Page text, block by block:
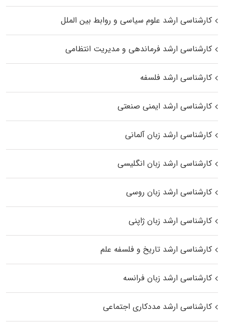
کارشناسی ارشد علوم سیاسی و روابط بین الملل
کارشناسی ارشد فرماندهی و مدیریت انتظامی
کارشناسی ارشد فلسفه
کارشناسی ارشد ایمنی صنعتی
کارشناسی ارشد زبان آلمانی
کارشناسی ارشد زبان انگلیسی
کارشناسی ارشد زبان روسی
کارشناسی ارشد زبان ژاپنی
کارشناسی ارشد تاریخ و فلسفه علم
کارشناسی ارشد زبان فرانسه
کارشناسی ارشد مددکاری اجتماعی